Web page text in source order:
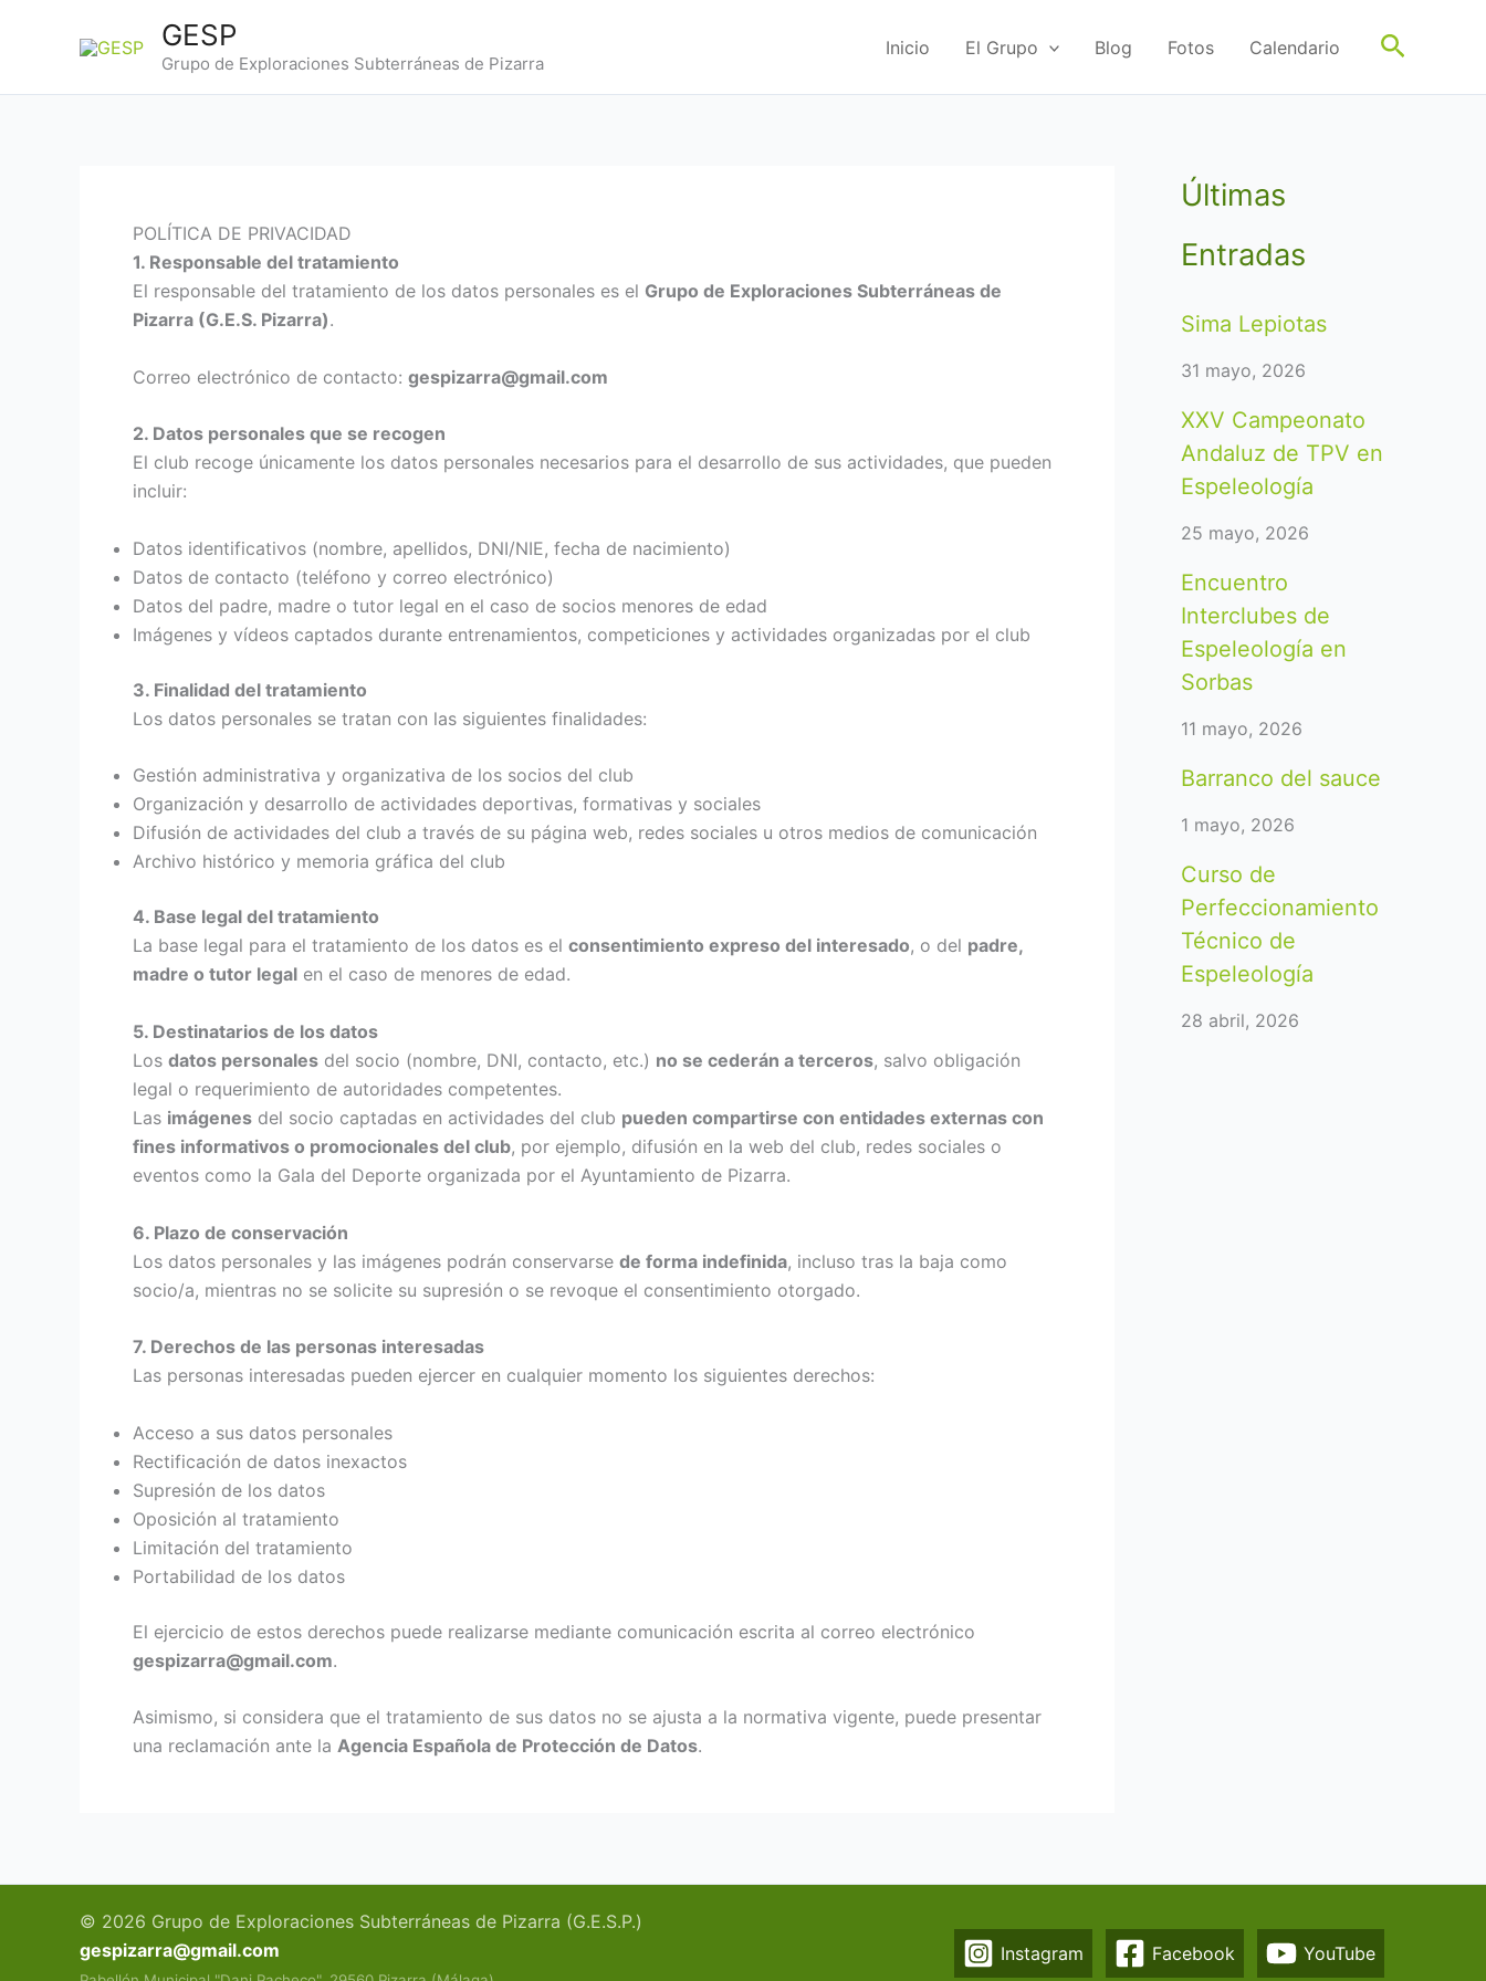
GESP
Grupo de Exploraciones Subterráneas de Pizarra
Inicio El Grupo Blog Fotos Calendario Buscar
POLÍTICA DE PRIVACIDAD
1. Responsable del tratamiento
El responsable del tratamiento de los datos personales es el Grupo de Exploraciones Subterráneas de
Pizarra (G.E.S. Pizarra).
Correo electrónico de contacto: gespizarra@gmail.com
2. Datos personales que se recogen
El club recoge únicamente los datos personales necesarios para el desarrollo de sus actividades, que pueden
incluir:
Datos identificativos (nombre, apellidos, DNI/NIE, fecha de nacimiento)
Datos de contacto (teléfono y correo electrónico)
Datos del padre, madre o tutor legal en el caso de socios menores de edad
Imágenes y vídeos captados durante entrenamientos, competiciones y actividades organizadas por el club
3. Finalidad del tratamiento
Los datos personales se tratan con las siguientes finalidades:
Gestión administrativa y organizativa de los socios del club
Organización y desarrollo de actividades deportivas, formativas y sociales
Difusión de actividades del club a través de su página web, redes sociales u otros medios de comunicación
Archivo histórico y memoria gráfica del club
4. Base legal del tratamiento
La base legal para el tratamiento de los datos es el consentimiento expreso del interesado, o del padre,
madre o tutor legal en el caso de menores de edad.
5. Destinatarios de los datos
Los datos personales del socio (nombre, DNI, contacto, etc.) no se cederán a terceros, salvo obligación
legal o requerimiento de autoridades competentes.
Las imágenes del socio captadas en actividades del club pueden compartirse con entidades externas con
fines informativos o promocionales del club, por ejemplo, difusión en la web del club, redes sociales o
eventos como la Gala del Deporte organizada por el Ayuntamiento de Pizarra.
6. Plazo de conservación
Los datos personales y las imágenes podrán conservarse de forma indefinida, incluso tras la baja como
socio/a, mientras no se solicite su supresión o se revoque el consentimiento otorgado.
7. Derechos de las personas interesadas
Las personas interesadas pueden ejercer en cualquier momento los siguientes derechos:
Acceso a sus datos personales
Rectificación de datos inexactos
Supresión de los datos
Oposición al tratamiento
Limitación del tratamiento
Portabilidad de los datos
El ejercicio de estos derechos puede realizarse mediante comunicación escrita al correo electrónico
gespizarra@gmail.com.
Asimismo, si considera que el tratamiento de sus datos no se ajusta a la normativa vigente, puede presentar
una reclamación ante la Agencia Española de Protección de Datos.
Últimas
Entradas
Sima Lepiotas
31 mayo, 2026
XXV Campeonato
Andaluz de TPV en
Espeleología
25 mayo, 2026
Encuentro
Interclubes de
Espeleología en
Sorbas
11 mayo, 2026
Barranco del sauce
1 mayo, 2026
Curso de
Perfeccionamiento
Técnico de
Espeleología
28 abril, 2026
© 2026 Grupo de Exploraciones Subterráneas de Pizarra (G.E.S.P.)
gespizarra@gmail.com
Instagram Facebook YouTube